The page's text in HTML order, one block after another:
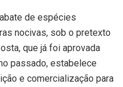
de espécies
nocivas, sob o pretexto
que já foi aprovada
passado, estabelece
e comercialização para